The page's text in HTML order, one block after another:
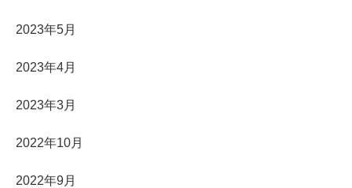
2023年5月
2023年4月
2023年3月
2022年10月
2022年9月